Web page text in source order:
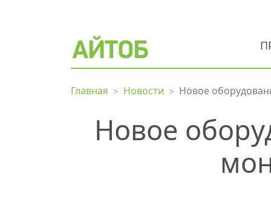
Главная Новости Новое
Новое